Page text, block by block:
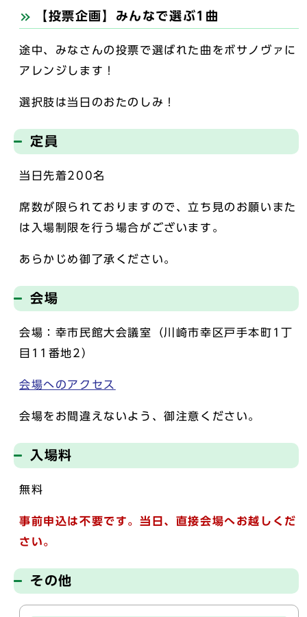
【投票企画】みんなで選ぶ1曲
途中、みなさんの投票で選ばれた曲をボサノヴァに
アレンジします！
選択肢は当日のおたのしみ！
定員
当日先着200名
席数が限られておりますので、立ち見のお願いまた
は入場制限を行う場合がございます。
あらかじめ御了承ください。
会場
会場：幸市民館大会議室（川崎市幸区戸手本町1丁
目11番地2）
会場へのアクセス
会場をお間違えないよう、御注意ください。
入場料
無料
事前申込は不要です。当日、直接会場へお越しくだ
さい。
その他